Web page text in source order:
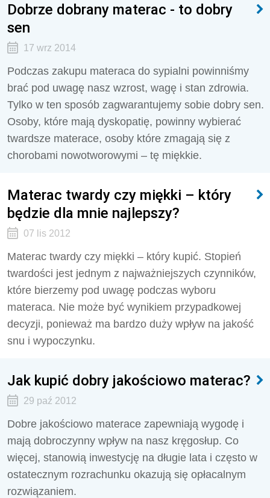
Dobrze dobrany materac - to dobry
sen
17 wrz 2014
Podczas zakupu materaca do sypialni powinniśmy
brać pod uwagę nasz wzrost, wagę i stan zdrowia.
Tylko w ten sposób zagwarantujemy sobie dobry sen.
Osoby, które mają dyskopatię, powinny wybierać
twardsze materace, osoby które zmagają się z
chorobami nowotworowymi – tę miękkie.
Materac twardy czy miękki – który
będzie dla mnie najlepszy?
07 lis 2012
Materac twardy czy miękki – który kupić. Stopień
twardości jest jednym z najważniejszych czynników,
które bierzemy pod uwagę podczas wyboru
materaca. Nie może być wynikiem przypadkowej
decyzji, ponieważ ma bardzo duży wpływ na jakość
snu i wypoczynku.
Jak kupić dobry jakościowo materac?
29 paź 2012
Dobre jakościowo materace zapewniają wygodę i
mają dobroczynny wpływ na nasz kręgosłup. Co
więcej, stanowią inwestycję na długie lata i często w
ostatecznym rozrachunku okazują się opłacalnym
rozwiązaniem.